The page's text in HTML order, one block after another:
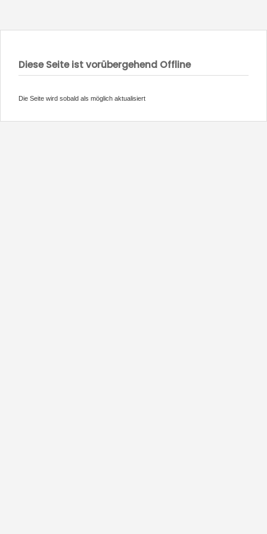
Diese Seite ist vorübergehend Offline
Die Seite wird sobald als möglich aktualisiert